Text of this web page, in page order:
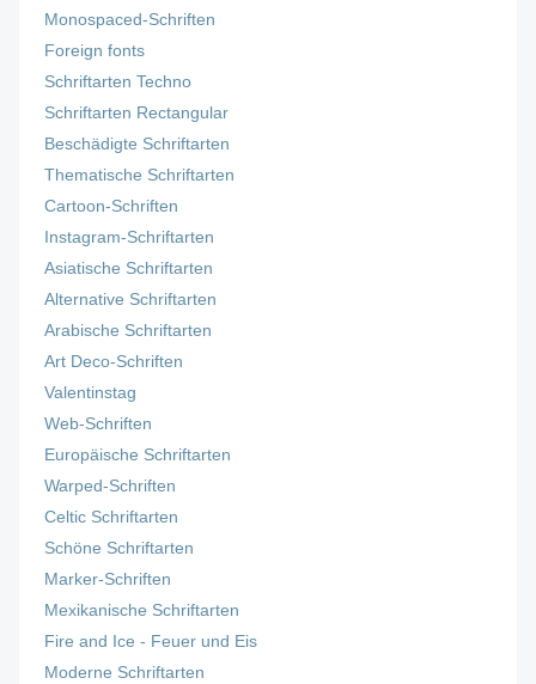
Monospaced-Schriften
Foreign fonts
Schriftarten Techno
Schriftarten Rectangular
Beschädigte Schriftarten
Thematische Schriftarten
Cartoon-Schriften
Instagram-Schriftarten
Asiatische Schriftarten
Alternative Schriftarten
Arabische Schriftarten
Art Deco-Schriften
Valentinstag
Web-Schriften
Europäische Schriftarten
Warped-Schriften
Celtic Schriftarten
Schöne Schriftarten
Marker-Schriften
Mexikanische Schriftarten
Fire and Ice - Feuer und Eis
Moderne Schriftarten